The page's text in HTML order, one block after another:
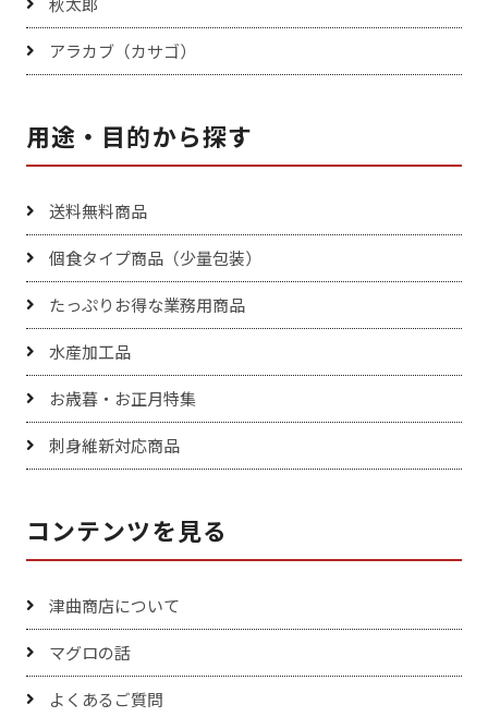
アラカブ（カサゴ）
用途・目的から探す
送料無料商品
個食タイプ商品（少量包装）
たっぷりお得な業務用商品
水産加工品
お歳暮・お正月特集
刺身維新対応商品
コンテンツを見る
津曲商店について
マグロの話
よくあるご質問